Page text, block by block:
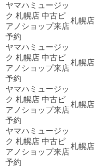
ヤマハミュージッ
ク 札幌店 中古ピ
アノショップ来店
予約
札幌店
ヤマハミュージッ
ク 札幌店 中古ピ
アノショップ来店
予約
札幌店
ヤマハミュージッ
ク 札幌店 中古ピ
アノショップ来店
予約
札幌店
ヤマハミュージッ
ク 札幌店 中古ピ
アノショップ来店
予約
札幌店